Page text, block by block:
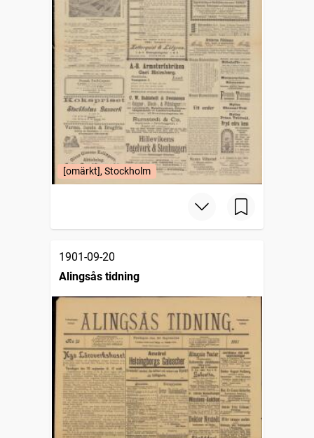
[omärkt], Stockholm
1901-09-20
Alingsås tidning